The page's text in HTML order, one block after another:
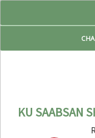
Reproduktiv
KU SAABSAN